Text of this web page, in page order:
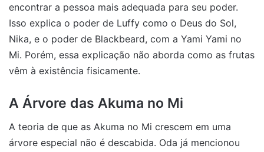
encontrar a pessoa mais adequada para seu poder.
Isso explica o poder de Luffy como o Deus do Sol,
Nika, e o poder de Blackbeard, com a Yami Yami no
Mi. Porém, essa explicação não aborda como as frutas
vêm à existência fisicamente.
A Árvore das Akuma no Mi
A teoria de que as Akuma no Mi crescem em uma
árvore especial não é descabida. Oda já mencionou